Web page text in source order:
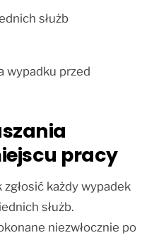
służb
wypadku przed
pracy
każdy wypadek
służb.
niezwłocznie po